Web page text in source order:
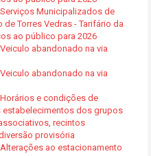
Municipalizados de
de Torres Vedras - Tarifário da
ao público para 2026
abandonado na via
abandonado na via
e condições de
dos grupos
recintos
provisória
ao estacionamento